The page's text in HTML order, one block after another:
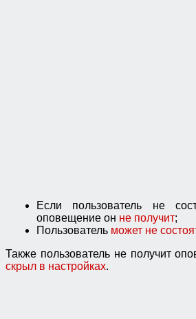
Если пользователь не
оповещение он не получит;
Пользователь может не
Также пользователь не получит
скрыл в настройках.